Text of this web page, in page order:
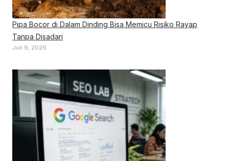
Pipa Bocor di Dalam Dinding Bisa Memicu Risiko Rayap
Tanpa Disadari
Juli 9, 2026